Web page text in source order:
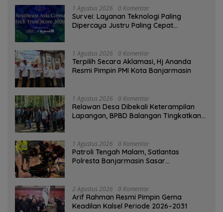
1 Agustus 2026 0 Komentar
Survei: Layanan Teknologi Paling
Dipercaya Justru Paling Cepat
1 Agustus 2026 0 Komentar
‎Terpilih Secara Aklamasi, Hj Ananda
Resmi Pimpin PMI Kota Banjarmasin
1 Agustus 2026 0 Komentar
Relawan Desa Dibekali Keterampilan
Lapangan, BPBD Balangan Tingkatkan
1 Agustus 2026 0 Komentar
Patroli Tengah Malam, Satlantas
Polresta Banjarmasin Sasar
2 Agustus 2026 0 Komentar
Arif Rahman Resmi Pimpin Gema
Keadilan Kalsel Periode 2026–2031